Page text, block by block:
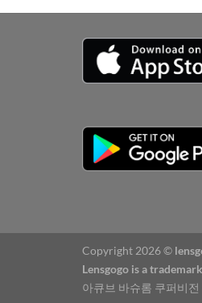
Copyright 2026 ©
Lensgogo is a
아큐브 바슈롬 쿠퍼비